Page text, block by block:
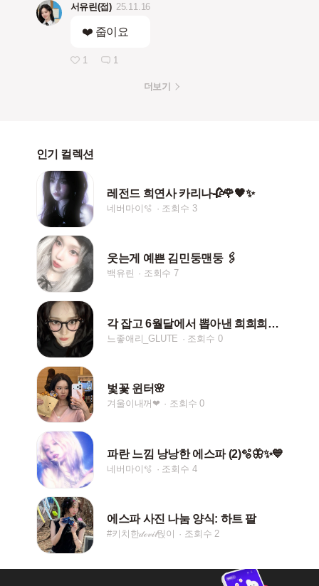
서유린(접) 25.11.16
❤️ 줍이요
1 1
더보기
인기 컬렉션
레전드 희연사 카리나🥀🌹🖤✨
네버마이🫧 조회수 3
웃는게 예쁜 김민둥맨둥 🖇️
백유린 조회수 7
각 잡고 6월달에서 뽑아낸 희희희연사🔥
느좋애리_GLUTE 조회수 0
벛꽃 윈터🌸
겨울이내꺼❤︎ 조회수 0
파란 느낌 낭낭한 에스파 (2)🫧🦋✨💙
네버마이🫧 조회수 4
에스파 사진 나눔 양식: 하트 팔
#키치한𝒹ℯ𝓋𝒾𝓁릱이 조회수 2